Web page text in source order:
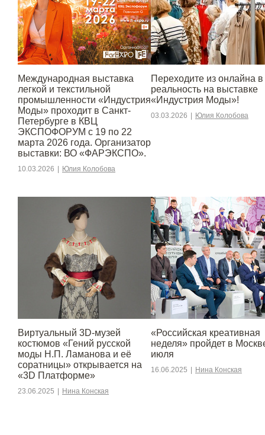
Международная выставка
легкой и текстильной
промышленности «Индустрия
Моды» проходит в Санкт-
Петербурге в КВЦ
ЭКСПОФОРУМ с 19 по 22
марта 2026 года. Организатор
выставки: ВО «ФАРЭКСПО».
10.03.2026 Юлия Колобова
Переходите из онлайна в
реальность на выставке
«Индустрия Моды»!
03.03.2026 Юлия Колобова
Виртуальный 3D-музей
костюмов «Гений русской
моды Н.П. Ламанова и её
соратницы» открывается на
«3D Платформе»
23.06.2025 Нина Конская
«Российская креативная
неделя» пройдет в
июля
16.06.2025 Нина Конская